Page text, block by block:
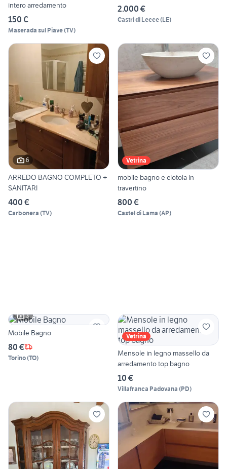
intero arredamento
150 €
Maserada sul Piave(TV)
2.000 €
Castri di Lecce(LE)
6
ARREDO BAGNO COMPLETO +
SANITARI
400 €
Carbonera (TV)
Vetrina
mobile bagno e ciotola in
travertino
800 €
Castel di Lama (AP)
3
Mobile Bagno
80 €
Torino(TO)
Vetrina
Mensole in legno massello da
arredamento top bagno
10 €
Villafranca Padovana (PD)